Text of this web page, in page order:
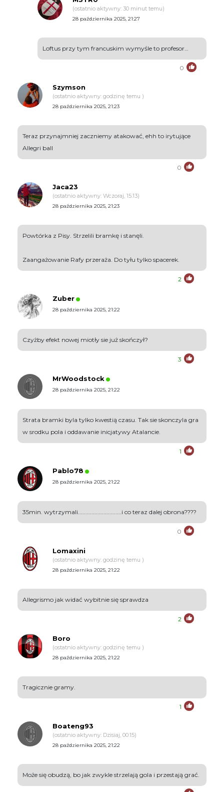
(ostatnio aktywny: 30 minut temu)
28 października 2025, 21:27
Loftus przy tym francuskim wymyśle to profesor…
0
Szymson
(ostatnio aktywny: godzinę temu )
28 października 2025, 21:23
Teraz przynajmniej zaczniemy atakować, ehh to irytujące
Allegri ball
0
Jaca23
(ostatnio aktywny: Wczoraj, 15:13)
28 października 2025, 21:23
Powtórka z Pisy. Strzelili bramkę i stanęli.
Zaangażowanie Rafy przeraża. Do tyłu tylko spacerek.
2
Zuber
28 października 2025, 21:22
Czyżby efekt nowej miotły sie już skończył?
3
MrWoodstock
28 października 2025, 21:22
Strata bramki byla tylko kwestią czasu. Tak sie skonczyla gra
w srodku pola i oddawanie inicjatywy Atalancie.
1
Pablo78
28 października 2025, 21:22
35min. wytrzymali.............................i co teraz dalej obrona????
0
Lomaxini
(ostatnio aktywny: godzinę temu )
28 października 2025, 21:22
Allegrismo jak widać wybitnie się sprawdza
2
Boro
(ostatnio aktywny: godzinę temu )
28 października 2025, 21:22
Tragicznie gramy.
1
Boateng93
(ostatnio aktywny: Dzisiaj, 00:15)
28 października 2025, 21:22
Może się obudzą, bo jak zwykle strzelają gola i przestają grać.